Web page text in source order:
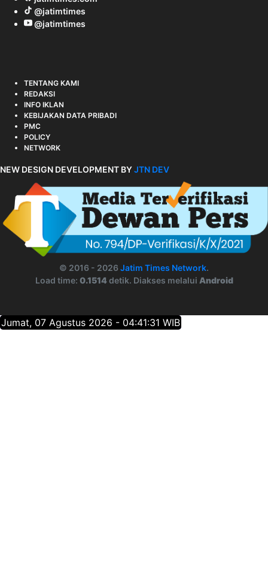
@jatimtimes
@jatimtimes
TENTANG KAMI
REDAKSI
INFO IKLAN
KEBIJAKAN DATA PRIBADI
PMC
POLICY
NETWORK
NEW DESIGN DEVELOPMENT BYJTN DEV
© 2016 - 2026 Jatim Times Network.
Load time: 0.1514detik. Diakses melalui Android
Jumat, 07 Agustus 2026 - 04:41:32 WIB